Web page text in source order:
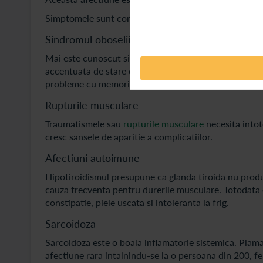
Simptomele sunt complexe si nespecifice, mialgiile
Sindromul oboselii cronice
Mai este cunoscut si ca encefalomielita mialgica.
accentuata de stare de rau. Persoanele
probleme cu memoria.
Rupturile musculare
Traumatismele sau rupturile musculare necesita
cresc sansele de aparitie a complicatiilor.
Afectiuni autoimune
Hipotiroidismul presupune ca glanda tiroida nu
cauza frecventa pentru durerile musculare.
constipatie, piele uscata si intoleranta la frig.
Sarcoidoza
Sarcoidoza este o boala inflamatorie sistemica.
afectiune rara intalnindu-se la o persoana din 200,